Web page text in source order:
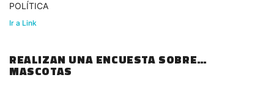
POLÍTICA
Ir a Link
REALIZAN UNA ENCUESTA SOBRE
MASCOTAS